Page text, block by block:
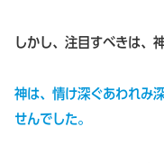
しかし、注目すべきは、
神は、情け深ぐあわれみ
せんでした。